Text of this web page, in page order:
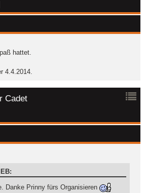
hattet.
4.4.2014.
Cadet
Danke Prinny fürs Organisieren